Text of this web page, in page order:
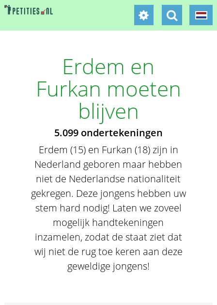
Erdem en
Furkan moeten
blijven
5.099 ondertekeningen
Erdem (15) en Furkan (18) zijn in
Nederland geboren maar hebben
niet de Nederlandse nationaliteit
gekregen. Deze jongens hebben uw
stem hard nodig! Laten we zoveel
mogelijk handtekeningen
inzamelen, zodat de staat ziet dat
wij niet de rug toe keren aan deze
geweldige jongens!